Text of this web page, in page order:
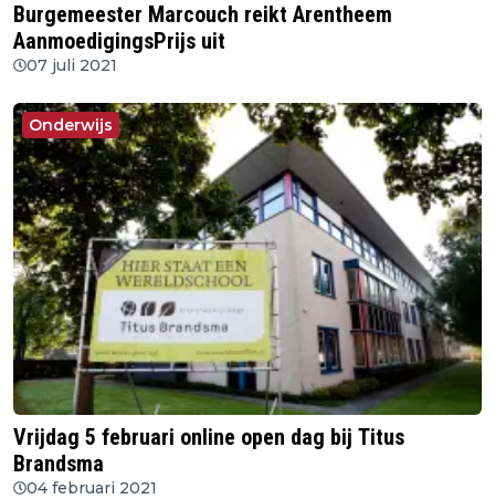
Burgemeester Marcouch reikt Arentheem
AanmoedigingsPrijs uit
07 juli 2021
Onderwijs
Vrijdag 5 februari online open dag bij Titus
Brandsma
04 februari 2021